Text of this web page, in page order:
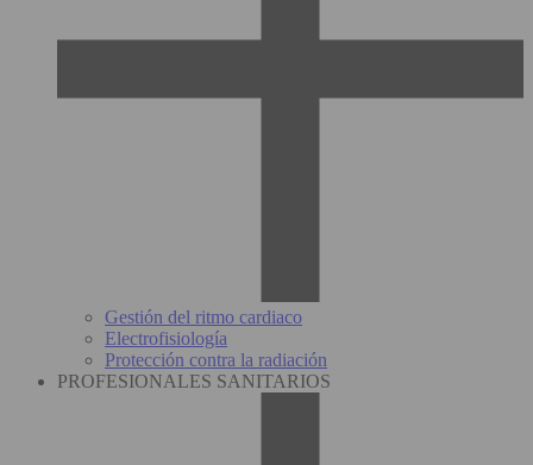
Gestión del ritmo cardiaco
Electrofisiología
Protección contra la radiación
PROFESIONALES SANITARIOS